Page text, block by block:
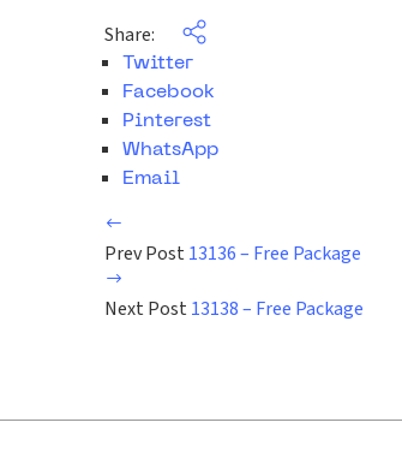
Share:
Twitter
Facebook
Pinterest
WhatsApp
Email
Prev Post 13136 – Free Package
Next Post 13138 – Free Package